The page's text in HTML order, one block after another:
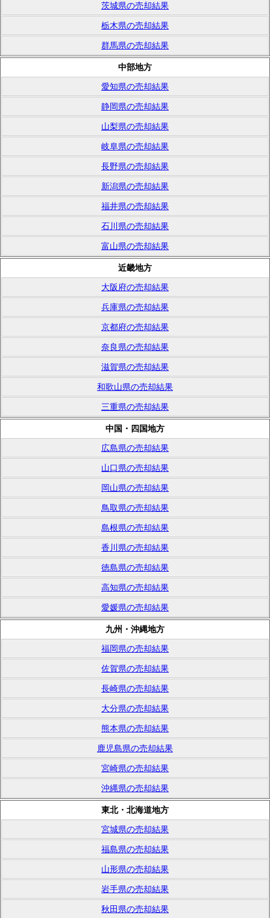
茨城県の売却結果
栃木県の売却結果
群馬県の売却結果
中部地方
愛知県の売却結果
静岡県の売却結果
山梨県の売却結果
岐阜県の売却結果
長野県の売却結果
新潟県の売却結果
福井県の売却結果
石川県の売却結果
富山県の売却結果
近畿地方
大阪府の売却結果
兵庫県の売却結果
京都府の売却結果
奈良県の売却結果
滋賀県の売却結果
和歌山県の売却結果
三重県の売却結果
中国・四国地方
広島県の売却結果
山口県の売却結果
岡山県の売却結果
鳥取県の売却結果
島根県の売却結果
香川県の売却結果
徳島県の売却結果
高知県の売却結果
愛媛県の売却結果
九州・沖縄地方
福岡県の売却結果
佐賀県の売却結果
長崎県の売却結果
大分県の売却結果
熊本県の売却結果
鹿児島県の売却結果
宮崎県の売却結果
沖縄県の売却結果
東北・北海道地方
宮城県の売却結果
福島県の売却結果
山形県の売却結果
岩手県の売却結果
秋田県の売却結果